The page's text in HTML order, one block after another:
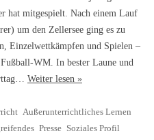
hat mitgespielt. Nach einem Lauf
um den Zellersee ging es zu
Einzelwettkämpfen und Spielen –
WM. In bester Laune und
Weiter lesen »
Außerunterrichtliches Lernen
Presse Soziales Profil